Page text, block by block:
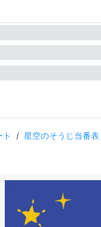
/ 星空のそうじ当番表